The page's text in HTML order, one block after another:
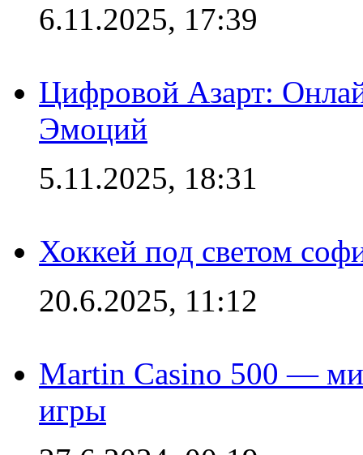
6.11.2025, 17:39
Цифровой Азарт:
Эмоций
5.11.2025, 18:31
Хоккей под светом
20.6.2025, 11:12
Martin Casino 500 —
игры